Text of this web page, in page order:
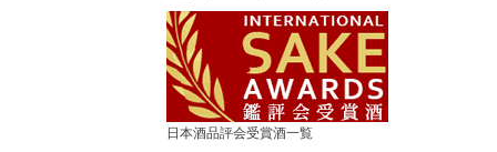
日本酒品評会受賞酒一覧